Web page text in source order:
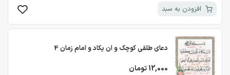
افزودن به سبد
دعای طلقی کوچک و ان یکاد و امام زمان 4
12,000 تومان